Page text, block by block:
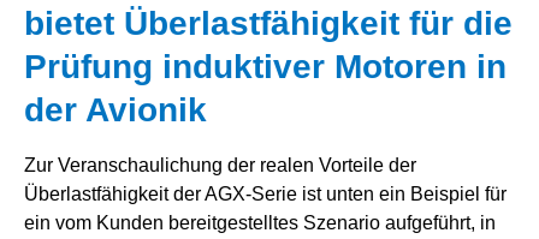
bietet Überlastfähigkeit für die
Prüfung induktiver Motoren in
der Avionik
Zur Veranschaulichung der realen Vorteile der
Überlastfähigkeit der AGX-Serie ist unten ein Beispiel für
ein vom Kunden bereitgestelltes Szenario aufgeführt, in